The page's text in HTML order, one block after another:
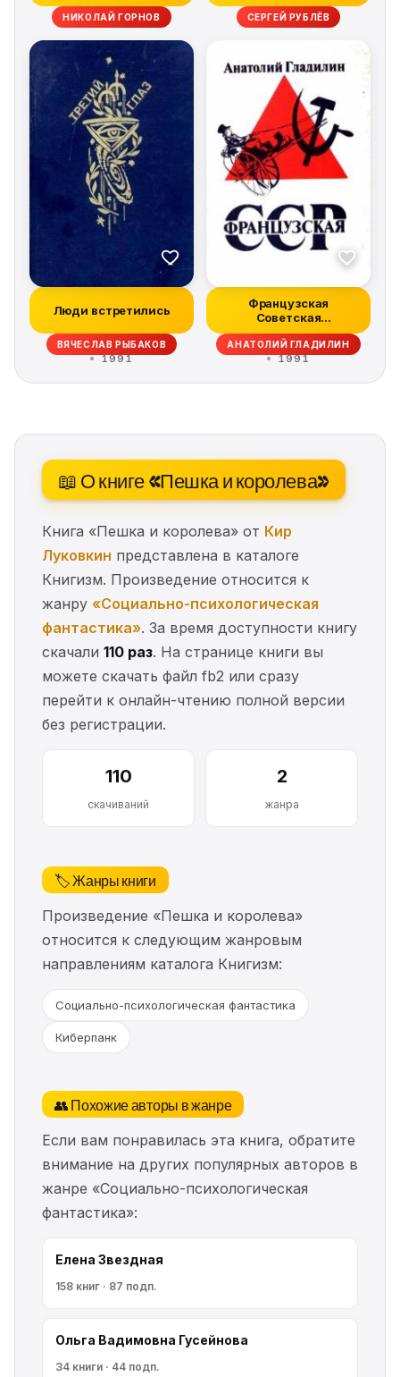
НИКОЛАЙ ГОРНОВ СЕРГЕЙ РУБЛЁВ
Люди встретились
ВЯЧЕСЛАВ РЫБАКОВ
1991
Французская
Советская
Социалистическая
Республика
АНАТОЛИЙ ГЛАДИЛИН
1991
📖 О книге «Пешка и королева»
Книга «Пешка и королева» от Кир
Луковкин представлена в каталоге
Книгизм. Произведение относится к
жанру «Социально-психологическая
фантастика». За время доступности книгу
скачали 110 раз. На странице книги вы
можете скачать файл fb2 или сразу
перейти к онлайн-чтению полной версии
без регистрации.
110
скачиваний
2
жанра
🏷️ Жанры книги
Произведение «Пешка и королева»
относится к следующим жанровым
направлениям каталога Книгизм:
Социально-психологическая фантастика
Киберпанк
👥 Похожие авторы в жанре
Если вам понравилась эта книга, обратите
внимание на других популярных авторов в
жанре «Социально-психологическая
фантастика»:
Елена Звездная
158 книг · 87 подп.
Ольга Вадимовна Гусейнова
34 книги · 44 подп.